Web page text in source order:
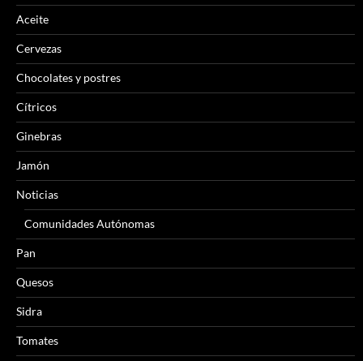
Aceite
Cervezas
Chocolates y postres
Cítricos
Ginebras
Jamón
Noticias
Comunidades Autónomas
Pan
Quesos
Sidra
Tomates